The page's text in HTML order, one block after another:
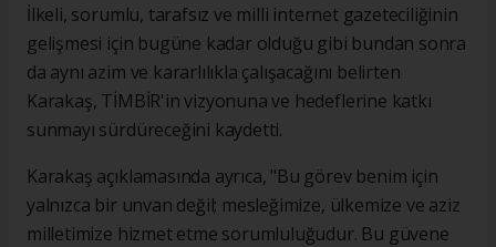
İlkeli, sorumlu, tarafsız ve milli internet gazeteciliğinin
gelişmesi için bugüne kadar olduğu gibi bundan sonra
da aynı azim ve kararlılıkla çalışacağını belirten
Karakaş, TİMBİR'in vizyonuna ve hedeflerine katkı
sunmayı sürdüreceğini kaydetti.
Karakaş açıklamasında ayrıca, "Bu görev benim için
yalnızca bir unvan değil; mesleğimize, ülkemize ve aziz
milletimize hizmet etme sorumluluğudur. Bu güvene